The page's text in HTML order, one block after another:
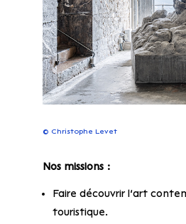
© Christophe Levet
Nos missions :
Faire découvrir l’art
touristique.